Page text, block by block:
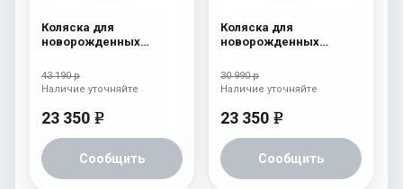
Коляска для
новорожденных
Chrome) Chek
43 190 р
23 350 e
Сообщить
Наличие уточняйте
Коляска для
новорожденных
Beige) Red Lux
30 990 р
23 350 e
Сообщить
Наличие уточняйте